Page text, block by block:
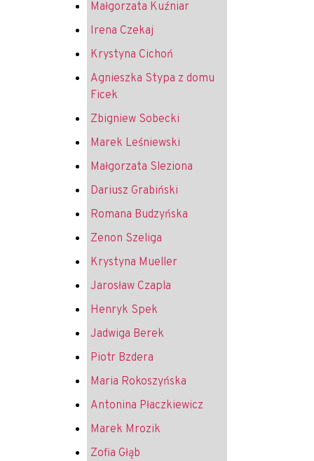
Małgorzata Kuźniar
Irena Czekaj
Krystyna Cichoń
Agnieszka Stypa z domu
Ficek
Zbigniew Sobecki
Marek Leśniewski
Małgorzata Sleziona
Dariusz Grabiński
Romana Budzyńska
Zenon Szeliga
Krystyna Mueller
Jarosław Czapla
Henryk Spek
Jadwiga Berek
Piotr Bzdera
Maria Rokoszyńska
Antonina Płaczkiewicz
Marek Mrozik
Zofia Głąb